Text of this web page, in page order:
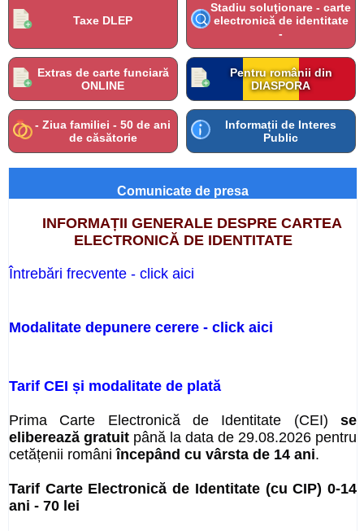
Taxe DLEP
Stadiu soluţionare - carte
electronică de identitate
-
Extras de carte funciară
ONLINE
Pentru românii din
DIASPORA
- Ziua familiei - 50 de ani
de căsătorie
Informații de Interes
Public
Comunicate de presa
INFORMAȚII GENERALE DESPRE CARTEA
ELECTRONICĂ DE IDENTITATE
Întrebări frecvente - click aici
Modalitate depunere cerere - click aici
Tarif CEI și modalitate de plată
Prima Carte Electronică de Identitate (CEI) se
eliberează gratuit până la data de 29.08.2026 pentru
cetățenii româniîncepând cu vârsta de 14 ani.
Tarif Carte Electronică de Identitate (cu CIP) 0-14
ani - 70 lei